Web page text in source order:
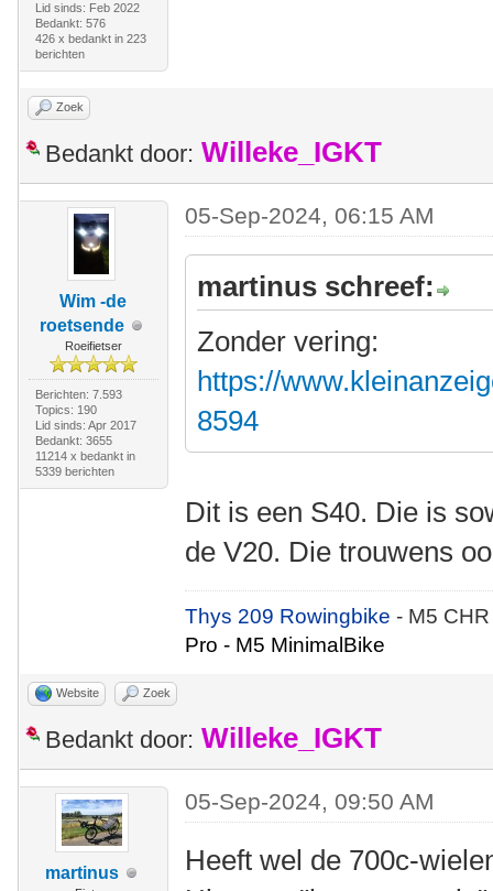
Lid sinds: Feb 2022
Bedankt: 576
426 x bedankt in 223
berichten
Zoek
Bedankt door: Willeke_IGKT
Wim -de
roetsende
Roeifietser
Berichten: 7.593
Topics: 190
Lid sinds: Apr 2017
Bedankt: 3655
11214 x bedankt in
5339 berichten
05-Sep-2024, 06:15 AM
martinus schreef:
Zonder vering:
https://
8594
Dit is een S40. Die is
de V20. Die trouwens
Thys 209 Rowingbike- M5
Pro - M5 MinimalBike
Website Zoek
Bedankt door: Willeke_IGKT
martinus
05-Sep-2024, 09:50 AM
Heeft wel de 700c-